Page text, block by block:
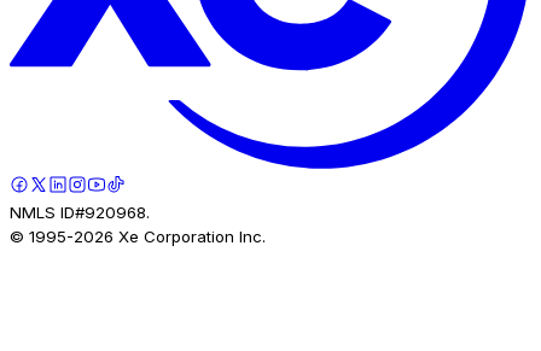
NMLS ID#920968.
© 1995-2026 Xe Corporation Inc.